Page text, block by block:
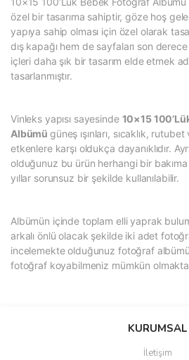
özel bir tasarıma sahiptir, göze hoş
yapıya sahip olması için özel olarak
dış kapağı hem de sayfaları son
içleri daha şık bir tasarım elde etmek
tasarlanmıştır.
Vinleks yapısı sayesinde 10×15
Albümügüneş ışınları, sıcaklık,
etkenlere karşı oldukça dayanıklıdır.
olduğunuz bu ürün herhangi bir
yıllar sorunsuz bir şekilde kullanılabilir.
Albümün içinde toplam elli yaprak
arkalı önlü olacak şekilde iki adet
incelemekte olduğunuz fotoğraf
fotoğraf koyabilmeniz mümkün
Bu ürüne ilk yorumu siz
KURUMSAL
İletişim